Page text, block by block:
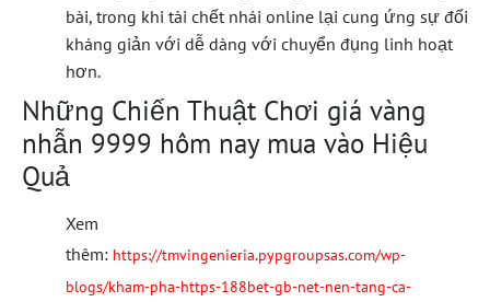
bài, trong khi tài chết nhái online lại cung ứng sự đối
kháng giản với dễ dàng với chuyển đụng linh hoạt
hơn.
Những Chiến Thuật Chơi giá vàng
nhẫn 9999 hôm nay mua vào Hiệu
Quả
Xem
thêm: https://tmvingenieria.pypgroupsas.com/wp-
blogs/kham-pha-https-188bet-gb-net-nen-tang-ca-